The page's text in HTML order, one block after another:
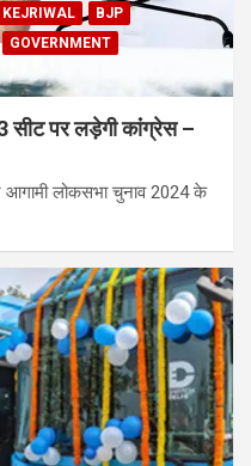
BJP
GOVERNMENT
सीट पर लड़ेगी कांंग्रेस –
आगामी लोकसभा चुनाव 2024 के